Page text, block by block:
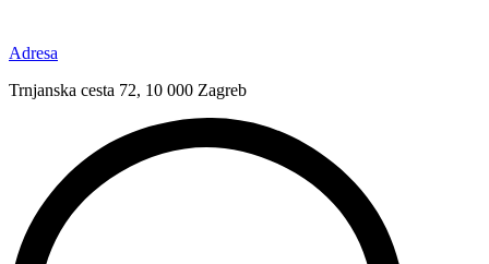
Adresa
Trnjanska cesta 72, 10 000 Zagreb